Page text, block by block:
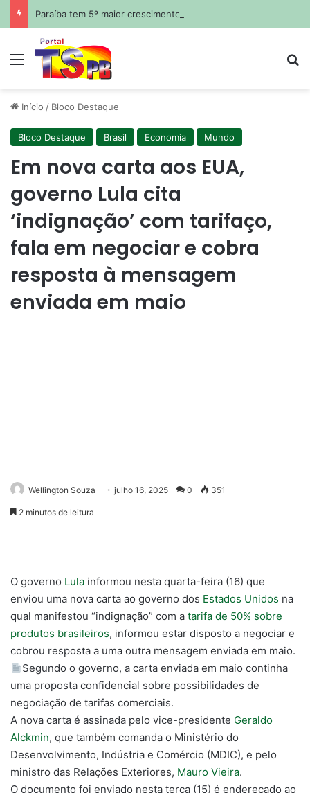
Menu
Início / Bloco Destaque
Bloco Destaque Brasil Economia Mundo
Em nova carta aos EUA,
governo Lula cita
‘indignação’ com tarifaço,
fala em negociar e cobra
resposta à mensagem
enviada em maio
Wellington Souza julho 16, 2025 0 351
2 minutos de leitura
O governo Lula informou nesta quarta-feira (16) que
enviou uma nova carta ao governo dos Estados Unidos na
qual manifestou “indignação” com a tarifa de 50% sobre
produtos brasileiros, informou estar disposto a negociar e
cobrou resposta a uma outra mensagem enviada em maio.
Segundo o governo, a carta enviada em maio continha
uma proposta confidencial sobre possibilidades de
negociação de tarifas comerciais.
A nova carta é assinada pelo vice-presidente Geraldo
Alckmin, que também comanda o Ministério do
Desenvolvimento, Indústria e Comércio (MDIC), e pelo
ministro das Relações Exteriores, Mauro Vieira.
O documento foi enviado nesta terça (15) é endereçado ao